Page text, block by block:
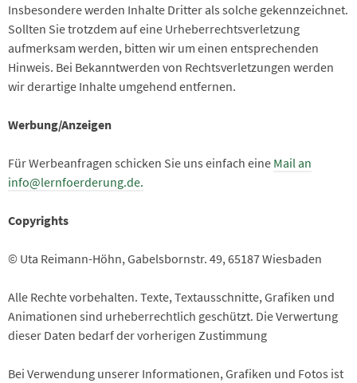
Insbesondere werden Inhalte Dritter als solche gekennzeichnet.
Sollten Sie trotzdem auf eine Urheberrechtsverletzung
aufmerksam werden, bitten wir um einen entsprechenden
Hinweis. Bei Bekanntwerden von Rechtsverletzungen werden
wir derartige Inhalte umgehend entfernen.
Werbung/Anzeigen
Für Werbeanfragen schicken Sie uns einfach eine Mail an
info@lernfoerderung.de.
Copyrights
© Uta Reimann-Höhn, Gabelsbornstr. 49, 65187 Wiesbaden
Alle Rechte vorbehalten. Texte, Textausschnitte, Grafiken und
Animationen sind urheberrechtlich geschützt. Die Verwertung
dieser Daten bedarf der vorherigen Zustimmung
Bei Verwendung unserer Informationen, Grafiken und Fotos ist